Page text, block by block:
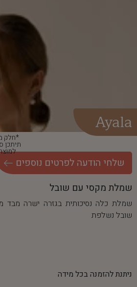
תיתכן
Ayala
שלחי הודעה לפרטים נוספים
שמלת מקסי עם שובל
שמלת כלה נסיכותית בגזרה ישרה מבד
שובל נשלפת
ניתנת להזמנה בכל מידה